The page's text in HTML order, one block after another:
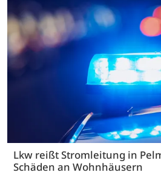
Lkw reißt Stromleitung in
Schäden an Wohnhäusern